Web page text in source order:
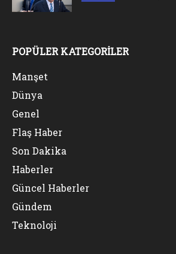
POPÜLER KATEGORİLER
Manşet
Dünya
Genel
Flaş Haber
Son Dakika
Haberler
Güncel Haberler
Gündem
Teknoloji